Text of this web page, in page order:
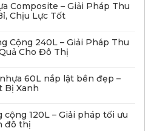
Composite – Giải Pháp Thu
Chịu Lực Tốt
Cộng 240L – Giải Pháp Thu
Cho Đô Thị
60L nắp lật bền đẹp –
Bị Xanh
cộng 120L – Giải pháp tối ưu
đô thị